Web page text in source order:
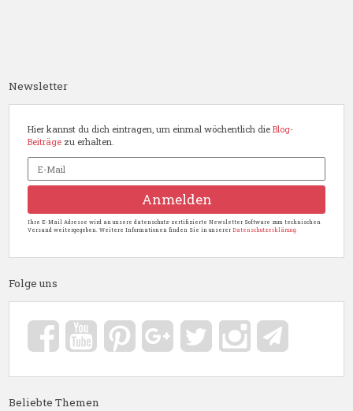
Newsletter
Hier kannst du dich eintragen, um einmal wöchentlich die Blog-
Beiträgezu erhalten.
Ihre E-Mail Adresse wird an unsere datenschutz-zertifizierte Newsletter Software zum technischen
Versand weitergegeben. Weitere Informationen finden Sie in unserer Datenschutzerklärung.
Folge uns
Beliebte Themen